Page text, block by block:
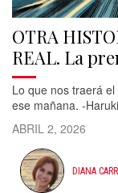
OTRA
REAL. La
Lo que nos traerá
ese mañana. -
ABRIL 2, 2026
DIANA